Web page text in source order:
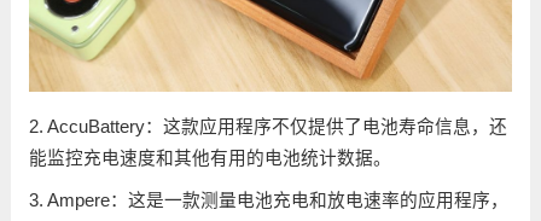
2. AccuBattery：这款应用程序不仅提供了电池寿命信息，还
能监控充电速度和其他有用的电池统计数据。
3. Ampere：这是一款测量电池充电和放电速率的应用程序，